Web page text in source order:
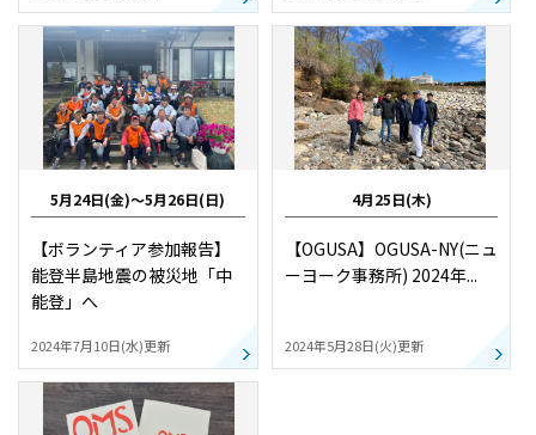
ソーシャルメディア一覧
5月24日(金)～5月26日(日)
【ボランティア参加報告】
能登半島地震の被災地「中
能登」へ
2024年7月10日(水)更新
4月25日(木)
【OGUSA】OGUSA-NY(ニュ
ーヨーク事務所) 2024年...
2024年5月28日(火)更新